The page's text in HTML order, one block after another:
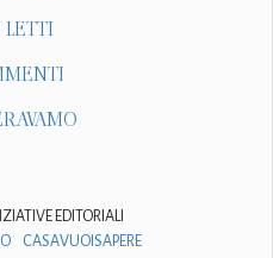
EDITORIALI
CASAVUOISAPERE